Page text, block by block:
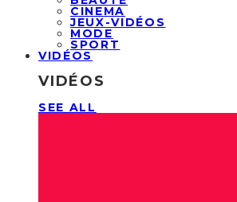
CINEMA
JEUX-VIDÉOS
MODE
SPORT
VIDÉOS
VIDÉOS
SEE ALL